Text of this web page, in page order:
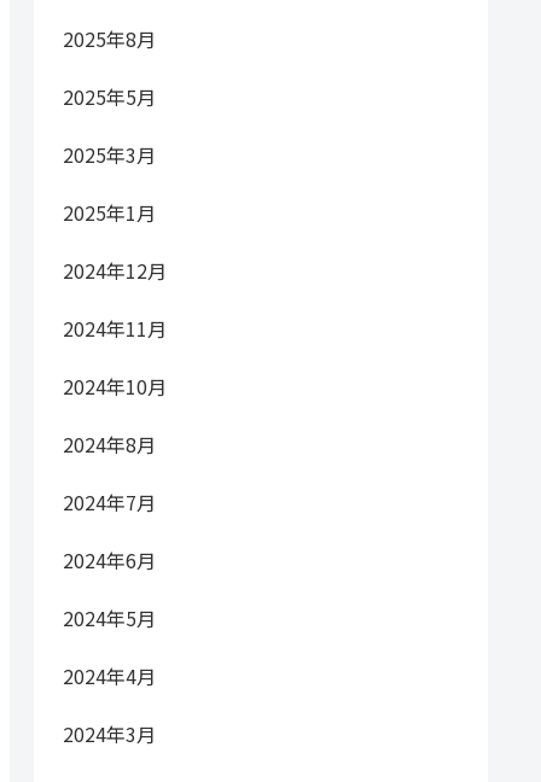
2025年8月
2025年5月
2025年3月
2025年1月
2024年12月
2024年11月
2024年10月
2024年8月
2024年7月
2024年6月
2024年5月
2024年4月
2024年3月